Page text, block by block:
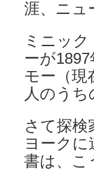
涯、ニュ
ミニッ
ーが
モー（現
人のう
さて探検
ヨーク
書は、こ